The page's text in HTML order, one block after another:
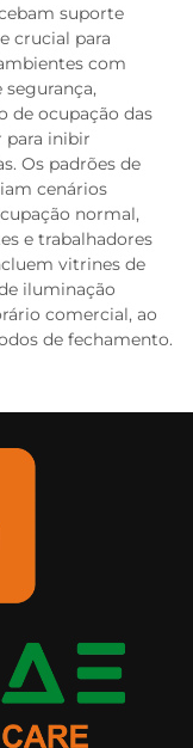
suporte
crucial para
com
segurança,
de ocupação das
para inibir
Os padrões de
cenários
normal,
e trabalhadores
vitrines de
iluminação
comercial, ao
de fechamento.